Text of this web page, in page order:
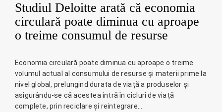
Studiul Deloitte arată că economia
circulară poate diminua cu aproape
o treime consumul de resurse
Economia circulară poate diminua cu aproape o treime
volumul actual al consumului de resurse și materii prime la
nivel global, prelungind durata de viață a produselor și
asigurându-se că acestea intră în cicluri de viață
complete, prin reciclare și reintegrare…